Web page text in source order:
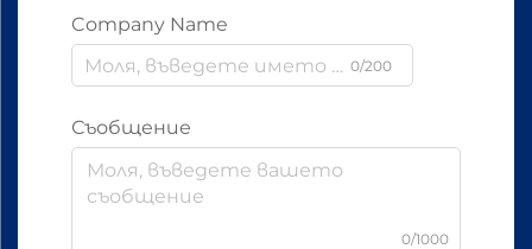
Company Name
0/200
Съобщение
0/1000